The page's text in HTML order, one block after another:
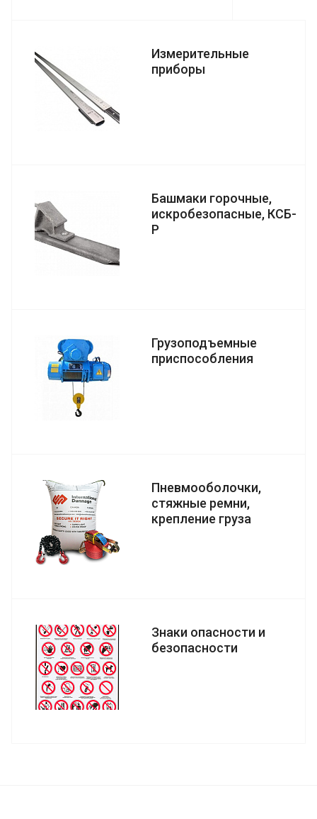
Измерительные
приборы
Башмаки горочные,
искробезопасные, КСБ-
Р
Грузоподъемные
приспособления
Пневмооболочки,
стяжные ремни,
крепление груза
Знаки опасности и
безопасности